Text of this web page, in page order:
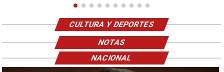
CULTURA Y DEPORTES
NOTAS
NACIONAL